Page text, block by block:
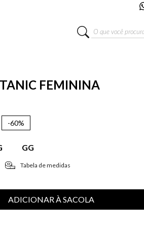
O que você procura?
FEMININA
-60%
GG
Tabela de medidas
ADICIONAR À SACOLA